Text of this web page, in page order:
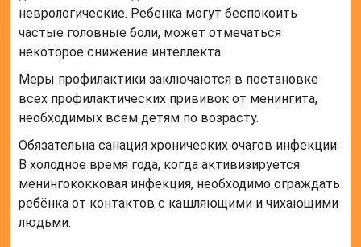
неврологические. Ребенка могут беспокоить
частые головные боли, может отмечаться
некоторое снижение интеллекта.
Меры профилактики заключаются в постановке
всех профилактических прививок от менингита,
необходимых всем детям по возрасту.
Обязательна санация хронических очагов инфекции.
В холодное время года, когда активизируется
менингококковая инфекция, необходимо ограждать
ребёнка от контактов с кашляющими и чихающими
людьми.